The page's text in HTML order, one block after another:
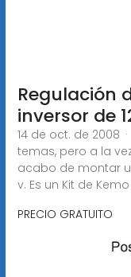
Regulación
inversor de
14 de oct. de 2008
temas, pero a la
acabo de montar
v. Es un Kit de Kemo
PRECIO GRATUITO